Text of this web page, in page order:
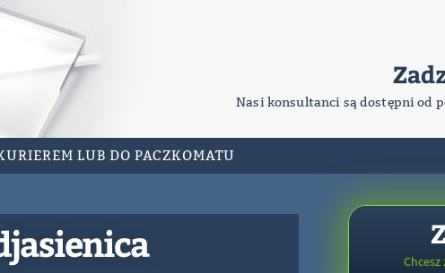
Nasi konsultanci są dostępni od
LUB DO PACZKOMATU